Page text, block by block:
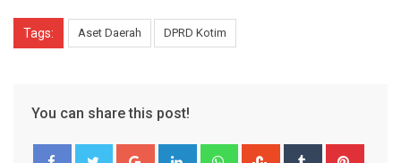
Tags: Aset Daerah DPRD Kotim
You can share this post!
Google+ LinkedIn WhatsappStumbleUpon
Tumblr